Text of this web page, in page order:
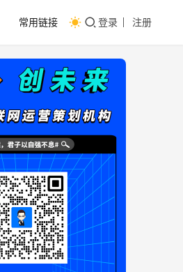
常用链接 登录 注册